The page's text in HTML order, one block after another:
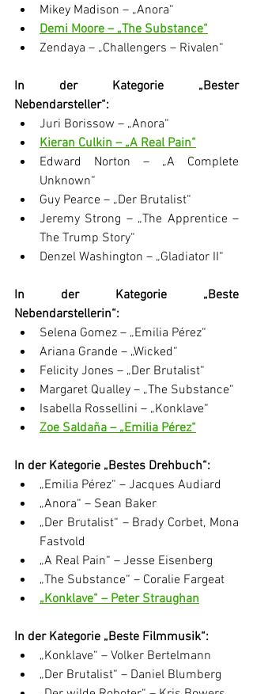
Mikey Madison – „Anora“
Demi Moore – „The Substance“
Zendaya – „Challengers – Rivalen“
In der Kategorie „Bester
Nebendarsteller“:
Juri Borissow – „Anora“
Kieran Culkin – „A Real Pain“
Edward Norton – „A Complete
Unknown“
Guy Pearce – „Der Brutalist“
Jeremy Strong – „The Apprentice –
The Trump Story“
Denzel Washington – „Gladiator II“
In der Kategorie „Beste
Nebendarstellerin“:
Selena Gomez – „Emilia Pérez“
Ariana Grande – „Wicked“
Felicity Jones – „Der Brutalist“
Margaret Qualley – „The Substance“
Isabella Rossellini – „Konklave“
Zoe Saldaña – „Emilia Pérez“
In der Kategorie „Bestes Drehbuch“:
„Emilia Pérez“ – Jacques Audiard
„Anora“ – Sean Baker
„Der Brutalist“ – Brady Corbet, Mona
Fastvold
„A Real Pain“ – Jesse Eisenberg
„The Substance“ – Coralie Fargeat
„Konklave“ – Peter Straughan
In der Kategorie „Beste Filmmusik“:
„Konklave“ – Volker Bertelmann
„Der Brutalist“ – Daniel Blumberg